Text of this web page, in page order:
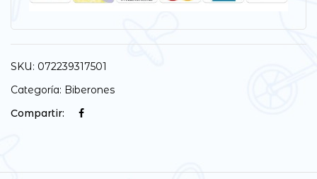
SKU: 072239317501
Categoría: Biberones
Compartir: